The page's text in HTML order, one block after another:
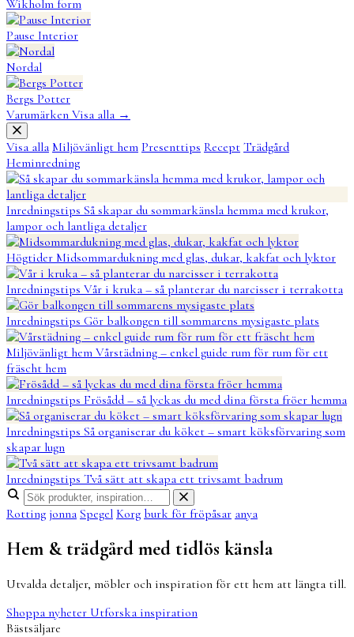
Wikholm form
Pause Interior
Nordal
Bergs Potter
Varumärken Visa alla →
Visa alla Miljövänligt hem Presenttips Recept Trädgård
Heminredning
Inredningstips Så skapar du sommarkänsla hemma med krukor,
lampor och lantliga detaljer
Högtider Midsommardukning med glas, dukar, kakfat och lyktor
Inredningstips Vår i kruka – så planterar du narcisser i terrakotta
Inredningstips Gör balkongen till sommarens mysigaste plats
Miljövänligt hem Vårstädning – enkel guide rum för rum för ett
fräscht hem
Inredningstips Frösådd – så lyckas du med dina första fröer hemma
Inredningstips Så organiserar du köket – smart köksförvaring som
skapar lugn
Inredningstips Två sätt att skapa ett trivsamt badrum
Rotting jonna Spegel Korg burk för fröpåsar anya
Hem & trädgård med tidlös känsla
Utvalda detaljer, möbler och inspiration för ett hem att längta till.
Shoppa nyheter Utforska inspiration
Bästsäljare